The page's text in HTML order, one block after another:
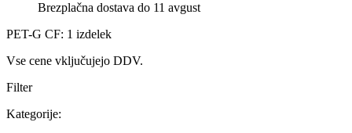
Brezplačna dostava do 11 avgust
PET-G CF: 1 izdelek
Vse cene vključujejo DDV.
Filter
Kategorije: